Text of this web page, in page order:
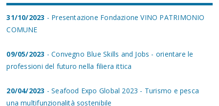
31/10/2023 - Presentazione Fondazione VINO PATRIMONIO
COMUNE
09/05/2023 - Convegno Blue Skills and Jobs - orientare le
professioni del futuro nella filiera ittica
20/04/2023 - Seafood Expo Global 2023 - Turismo e pesca
una multifunzionalità sostenibile